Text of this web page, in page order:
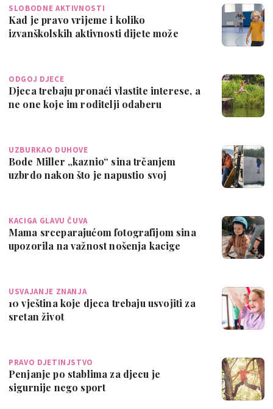
SLOBODNE AKTIVNOSTI
Kad je pravo vrijeme i koliko
izvanškolskih aktivnosti dijete može
ODGOJ DJECE
Djeca trebaju pronaći vlastite interese, a
ne one koje im roditelji odaberu
UZBURKAO DUHOVE
Bode Miller „kaznio“ sina trčanjem
uzbrdo nakon što je napustio svoj
KACIGA GLAVU ČUVA
Mama srceparajućom fotografijom sina
upozorila na važnost nošenja kacige
USVAJANJE ZNANJA
10 vještina koje djeca trebaju usvojiti za
sretan život
PRAVO DJETINJSTVO
Penjanje po stablima za djecu je
sigurnije nego sport